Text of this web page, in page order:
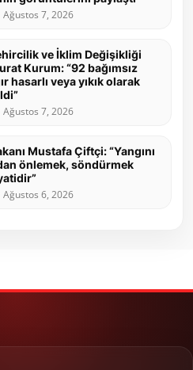
Ağustos 7, 2026
ve İklim Değişikliği
Kurum: “92 bağımsız
hasarlı veya yıkık olarak
Ağustos 7, 2026
Mustafa Çiftçi: “Yangını
önlemek, söndürmek
Ağustos 6, 2026